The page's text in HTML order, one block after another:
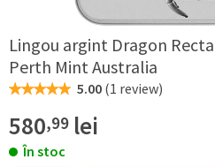
Lingou argint Dragon
Perth Mint Australia
5.00 (1 review)
580,99 lei
În stoc